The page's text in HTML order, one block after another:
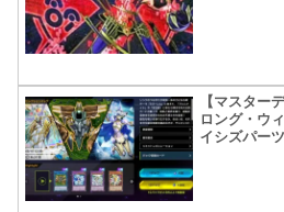
【マスター
ロング・ウ
イシズパー